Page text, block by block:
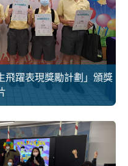
飛躍表現獎勵計劃」頒獎